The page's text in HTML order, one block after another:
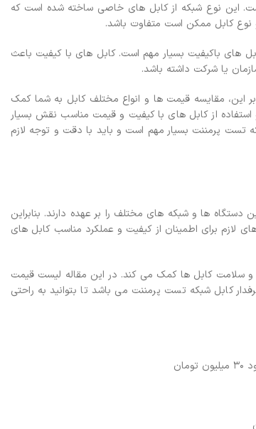
این نوع شبکه از کابل های خاصی ساخته شده است که
نوع کابل ممکن است متفاوت باشد.
های باکیفیت بسیار مهم است. کابل های با کیفیت باعث
یا شرکت داشته باشد.
این، مقایسه قیمت ها و انواع مختلف کابل به شما کمک
استفاده از کابل های با کیفیت و قیمت مناسب نقش بسیار
تست پرمننت بسیار مهم است و باید با دقت و توجه لازم
دستگاه ها و شبکه های مختلف را بر عهده دارند. بنابراین
لازم برای اطمینان از کیفیت و عملکرد مناسب کابل های
و سلامت کابل ها کمک می کند. در این مقاله لیست قیمت
کابل شبکه تست پرمننت می باشد تا بتوانید به راحتی